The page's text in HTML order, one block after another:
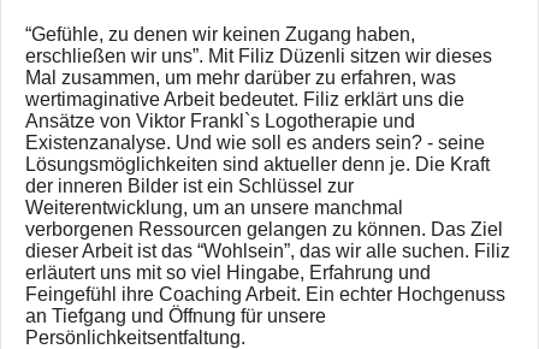
“Gefühle, zu denen wir keinen Zugang haben,
erschließen wir uns”. Mit Filiz Düzenli sitzen wir dieses
Mal zusammen, um mehr darüber zu erfahren, was
wertimaginative Arbeit bedeutet. Filiz erklärt uns die
Ansätze von Viktor Frankl`s Logotherapie und
Existenzanalyse. Und wie soll es anders sein? - seine
Lösungsmöglichkeiten sind aktueller denn je. Die Kraft
der inneren Bilder ist ein Schlüssel zur
Weiterentwicklung, um an unsere manchmal
verborgenen Ressourcen gelangen zu können. Das Ziel
dieser Arbeit ist das “Wohlsein”, das wir alle suchen. Filiz
erläutert uns mit so viel Hingabe, Erfahrung und
Feingefühl ihre Coaching Arbeit. Ein echter Hochgenuss
an Tiefgang und Öffnung für unsere
Persönlichkeitsentfaltung.